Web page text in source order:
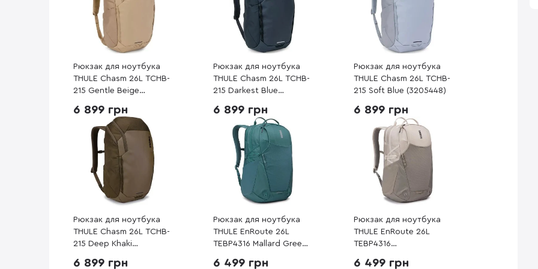
Рюкзак для ноутбука
THULE Chasm 26L TCHB-
215 Gentle Beige
6 899 грн
Рюкзак для ноутбука
THULE Chasm 26L TCHB-
215 Darkest Blue
6 899 грн
Рюкзак для ноутбука
THULE Chasm 26L TCHB-
215 Soft Blue (3205448)
6 899 грн
Рюкзак для ноутбука
THULE Chasm 26L TCHB-
215 Deep Khaki
6 899 грн
Рюкзак для ноутбука
THULE EnRoute 26L
TEBP4316 Mallard Green
6 499 грн
Рюкзак для ноутбука
THULE EnRoute 26L
TEBP4316
6 499 грн